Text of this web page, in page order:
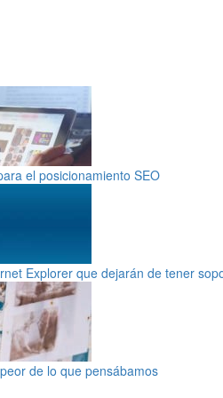
el posicionamiento SEO
Explorer que dejarán de tener
de lo que pensábamos